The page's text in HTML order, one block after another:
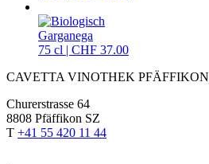
Garganega
75 cl | CHF 37.00
CAVETTA VINOTHEK PFÄFFIKON
Churerstrasse 64
8808 Pfäffikon SZ
T +41 55 420 11 44